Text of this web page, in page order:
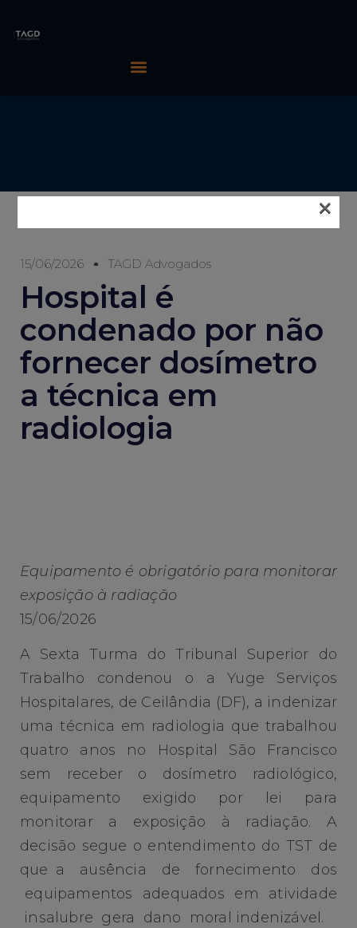
15/06/2026 TAGD Advogados
Hospital é
condenado por não
fornecer dosímetro
a técnica em
radiologia
Equipamento é obrigatório para monitorar
exposição à radiação
15/06/2026
A Sexta Turma do Tribunal Superior do
Trabalho condenou o a Yuge Serviços
Hospitalares, de Ceilândia (DF), a indenizar
uma técnica em radiologia que trabalhou
quatro anos no Hospital São Francisco
sem receber o dosímetro radiológico,
equipamento exigido por lei para
monitorar a exposição à radiação. A
decisão segue o entendimento do TST de
que a ausência de fornecimento dos
equipamentos adequados em atividade
insalubre gera dano moral indenizável.
×